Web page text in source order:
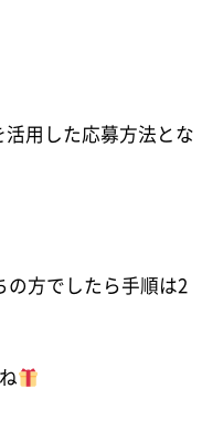
用した応募方法とな
方でしたら手順は2